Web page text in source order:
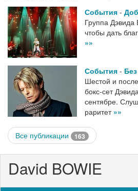
События -
Группа Дэвида
чтобы дать
»»
События -
Шестой и
бокс-сет
сентябре.
раритет »»
Все публикации 163
David BOWIE